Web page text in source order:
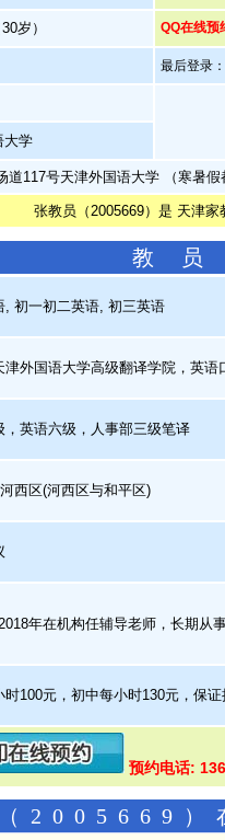
岁） QQ在线预
最后登录
大学
道117号天津外国语大学 （寒暑假
张教员（2005669）是 天津家
教 员
初一初二英语, 初三英语
外国语大学高级翻译学院，英语
英语六级，人事部三级笔译
西区(河西区与和平区)
年在机构任辅导老师，长期从
时100元，初中每小时130元，保
预约电话:
2005669）